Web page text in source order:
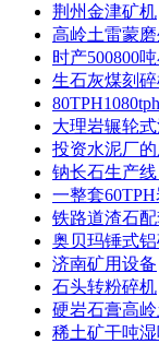
荆州金津矿机
高岭土雷蒙
时产500800
生石灰煤刻
大理岩辗轮
投资水泥厂
钠长石生产
一整套
铁路道渣石
奥贝玛锤式
济南矿用设备
石头转粉碎机
硬岩石膏高
稀土矿干吨